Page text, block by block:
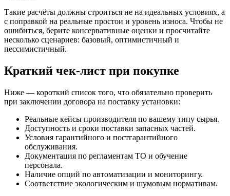
Такие расчёты должны строиться не на идеальных условиях, а
с поправкой на реальные простои и уровень износа. Чтобы не
ошибиться, берите консервативные оценки и просчитайте
несколько сценариев: базовый, оптимистичный и
пессимистичный.
Краткий чек-лист при покупке
Ниже — короткий список того, что обязательно проверить
при заключении договора на поставку установки:
Реальные кейсы производителя по вашему типу сырья.
Доступность и сроки поставки запасных частей.
Условия гарантийного и постгарантийного
обслуживания.
Документация по регламентам ТО и обучение
персонала.
Наличие опций по автоматизации и мониторингу.
Соответствие экологическим и шумовым нормативам.